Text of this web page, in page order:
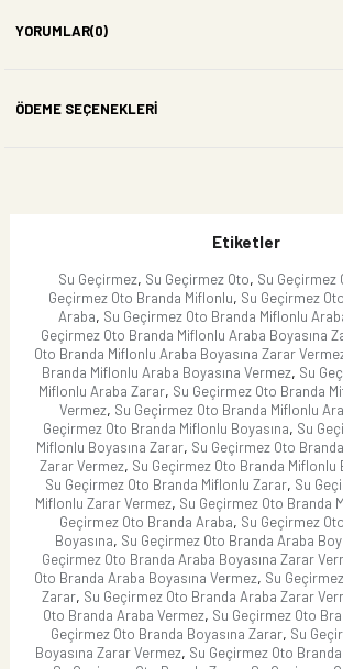
Karıştırmayınız Piyasadaki
Aracınızı 4 Mevsim
Aracınıza Göre Yapılıp
Gönderilecektir. Extra
İşlem Varise Onuda
Yazabilirsiniz.
YORUMLAR(0)
ÖDEME SEÇENEKLERI
Etiketler
Su Geçirmez, Su Geçirmez Oto, Su Geçirmez
Geçirmez Oto Branda Miflonlu, Su Geçirmez
Araba, Su Geçirmez Oto Branda Miflonlu
Geçirmez Oto Branda Miflonlu Araba Boyasına
Oto Branda Miflonlu Araba Boyasına Zarar
Branda Miflonlu Araba Boyasına Vermez, Su
Miflonlu Araba Zarar, Su Geçirmez Oto Branda
Vermez, Su Geçirmez Oto Branda Miflonlu
Geçirmez Oto Branda Miflonlu Boyasına, Su
Miflonlu Boyasına Zarar, Su Geçirmez Oto
Zarar Vermez, Su Geçirmez Oto Branda Miflonlu
Su Geçirmez Oto Branda Miflonlu Zarar, Su
Miflonlu Zarar Vermez, Su Geçirmez Oto Branda
Geçirmez Oto Branda Araba, Su Geçirmez
Boyasına, Su Geçirmez Oto Branda Araba
Geçirmez Oto Branda Araba Boyasına Zarar
Oto Branda Araba Boyasına Vermez, Su
Zarar, Su Geçirmez Oto Branda Araba Zarar
Oto Branda Araba Vermez, Su Geçirmez Oto
Geçirmez Oto Branda Boyasına Zarar, Su
Boyasına Zarar Vermez, Su Geçirmez Oto